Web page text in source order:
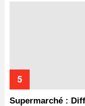
Supermarché :